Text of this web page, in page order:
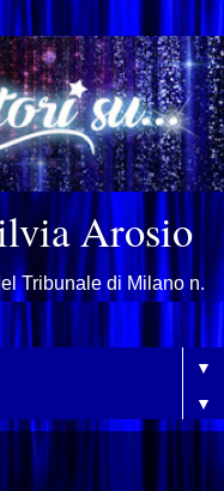
Arosio
Tribunale di Milano n.
▼
▼